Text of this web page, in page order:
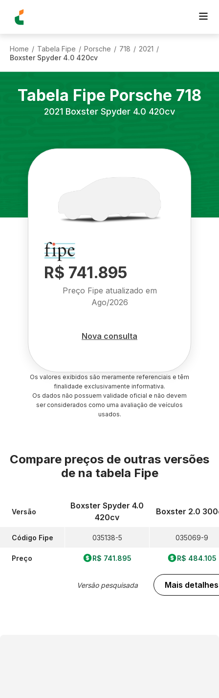
Home / Tabela Fipe / Porsche / 718 / 2021 /
Boxster Spyder 4.0 420cv
Tabela Fipe Porsche 718
2021 Boxster Spyder 4.0 420cv
R$ 741.895
Preço Fipe atualizado em
Ago/2026
Nova consulta
Os valores exibidos são meramente referenciais e têm
finalidade exclusivamente informativa.
Os dados não possuem validade oficial e não devem
ser considerados como uma avaliação de veículos
usados.
Compare preços de outras versões
de na tabela Fipe
Versão
Código Fipe
Preço
Boxster Spyder 4.0
420cv
035138-5
R$ 741.895
Versão pesquisada
Boxster 2.0
035069-9
R$ 484.105
Mais detalhes